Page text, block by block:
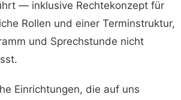
— inklusive Rechtekonzept für
Rollen und einer Terminstruktur,
und Sprechstunde nicht
Einrichtungen, die auf uns